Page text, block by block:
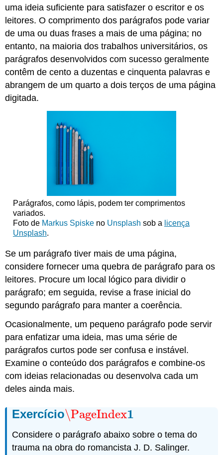
uma ideia suficiente para satisfazer o escritor e os
leitores. O comprimento dos parágrafos pode variar
de uma ou duas frases a mais de uma página; no
entanto, na maioria dos trabalhos universitários, os
parágrafos desenvolvidos com sucesso geralmente
contêm de cento a duzentas e cinquenta palavras e
abrangem de um quarto a dois terços de uma página
digitada.
Parágrafos, como lápis, podem ter comprimentos
variados.
Foto de Markus Spiskeno Unsplash sob a licença
Unsplash.
Se um parágrafo tiver mais de uma página,
considere fornecer uma quebra de parágrafo para os
leitores. Procure um local lógico para dividir o
parágrafo; em seguida, revise a frase inicial do
segundo parágrafo para manter a coerência.
Ocasionalmente, um pequeno parágrafo pode servir
para enfatizar uma ideia, mas uma série de
parágrafos curtos pode ser confusa e instável.
Examine o conteúdo dos parágrafos e combine-os
com ideias relacionadas ou desenvolva cada um
deles ainda mais.
Exercício\PageIndex1
\PageIndex1
Considere o parágrafo abaixo sobre o tema do
trauma na obra do romancista J. D. Salinger.